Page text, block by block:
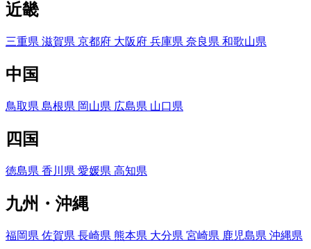
近畿
三重県 滋賀県 京都府 大阪府 兵庫県 奈良県 和歌山県
中国
鳥取県 島根県 岡山県 広島県 山口県
四国
徳島県 香川県 愛媛県 高知県
九州・沖縄
福岡県 佐賀県 長崎県 熊本県 大分県 宮崎県 鹿児島県 沖縄県